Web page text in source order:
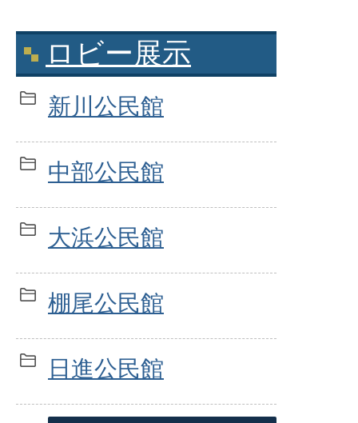
ロビー展示
新川公民館
中部公民館
大浜公民館
棚尾公民館
日進公民館